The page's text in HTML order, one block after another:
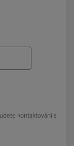
kontaktováni s